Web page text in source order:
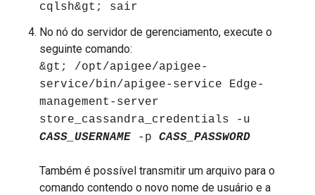
cqlsh&gt; sair
No nó do servidor de gerenciamento, execute o
seguinte comando:
&gt; /opt/apigee/apigee-
service/bin/apigee-service Edge-
management-server
store_cassandra_credentials -u
CASS_USERNAME -p CASS_PASSWORD
Também é possível transmitir um arquivo para o
comando contendo o novo nome de usuário e a